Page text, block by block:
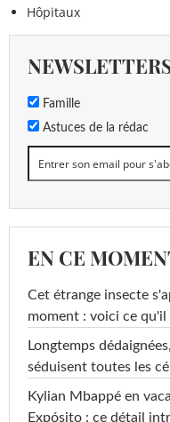
Hôpitaux
Famille
Astuces de la rédac
EN CE
Cet étrange insecte
moment : voici ce
Longtemps
séduisent toutes les
Kylian Mbappé en
Expósito : ce détail